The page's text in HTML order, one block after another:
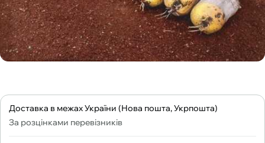
Доставка в межах України (Нова пошта, Укрпошта)
За розцінками перевізників